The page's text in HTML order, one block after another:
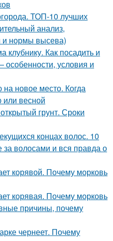
ТОП-10 лучших
анализ,
и нормы высева)
клубнику. Как посадить и
особенности, условия и
новое место. Когда
или весной
грунт. Сроки
концах волос. 10
волосами и вся правда о
корявой. Почему морковь
корявая. Почему морковь
причины, почему
чернеет. Почему